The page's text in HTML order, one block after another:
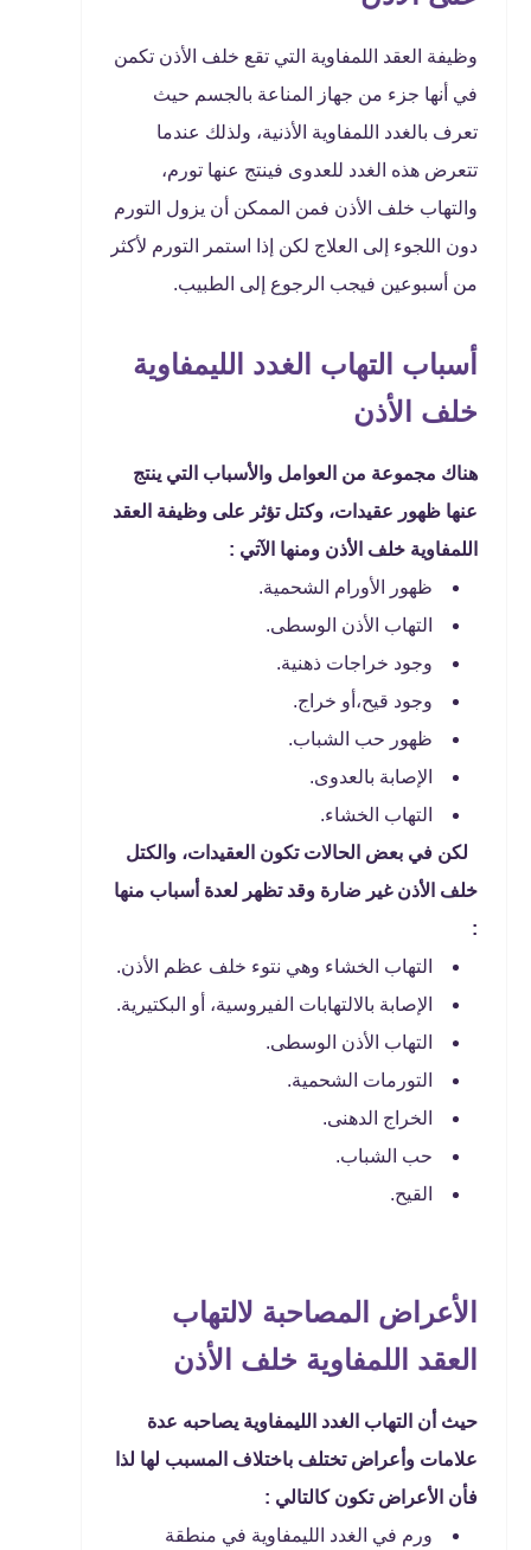
وظيفة العقد اللمفاوية التي تقع خلف الأذن تكمن
في أنها جزء من جهاز المناعة بالجسم حيث
تعرف بالغدد اللمفاوية الأذنية، ولذلك عندما
تتعرض هذه الغدد للعدوى فينتج عنها تورم،
والتهاب خلف الأذن فمن الممكن أن يزول التورم
دون اللجوء إلى العلاج لكن إذا استمر التورم لأكثر
من أسبوعين فيجب الرجوع إلى الطبيب.
أسباب التهاب الغدد الليمفاوية
خلف الأذن
هناك مجموعة من العوامل والأسباب التي ينتج
عنها ظهور عقيدات، وكتل تؤثر على وظيفة العقد
اللمفاوية خلف الأذن ومنها الآتي :
ظهور الأورام الشحمية.
التهاب الأذن الوسطى.
وجود خراجات ذهنية.
وجود قيح،أو خراج.
ظهور حب الشباب.
الإصابة بالعدوى.
التهاب الخشاء.
لكن في بعض الحالات تكون العقيدات، والكتل
خلف الأذن غير ضارة وقد تظهر لعدة أسباب منها
:
التهاب الخشاء وهي نتوء خلف عظم الأذن.
الإصابة بالالتهابات الفيروسية، أو البكتيرية.
التهاب الأذن الوسطى.
التورمات الشحمية.
الخراج الدهنى.
حب الشباب.
القيح.
الأعراض المصاحبة لالتهاب
العقد اللمفاوية خلف الأذن
حيث أن التهاب الغدد الليمفاوية يصاحبه عدة
علامات وأعراض تختلف باختلاف المسبب لها لذا
فأن الأعراض تكون كالتالي :
ورم في الغدد الليمفاوية في منطقة